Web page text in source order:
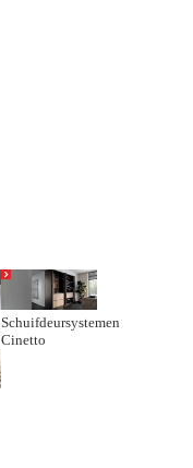
Schuifdeursystemen
Cinetto